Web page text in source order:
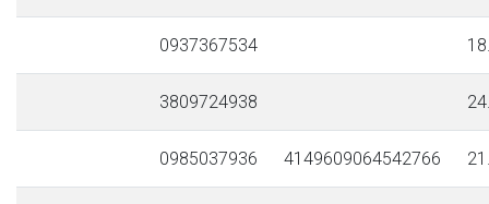
0937367534
3809724938
0985037936 4149609064542766